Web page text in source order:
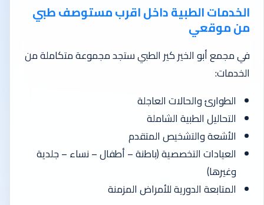
الخدمات الطبية داخل اقرب مستوصف طبي
من موقعي
في مجمع أبو الخير كير الطبي ستجد مجموعة متكاملة من
الخدمات:
الطوارئ والحالات العاجلة
التحاليل الطبية الشاملة
الأشعة والتشخيص المتقدم
العيادات التخصصية (باطنة – أطفال – نساء – جلدية
وغيرها)
المتابعة الدورية للأمراض المزمنة